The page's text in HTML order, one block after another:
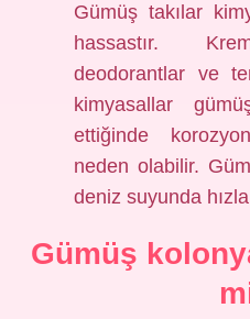
Gümüş takılar
hassastır.
deodorantlar ve
kimyasallar
ettiğinde
neden olabilir.
deniz suyunda
Gümüş